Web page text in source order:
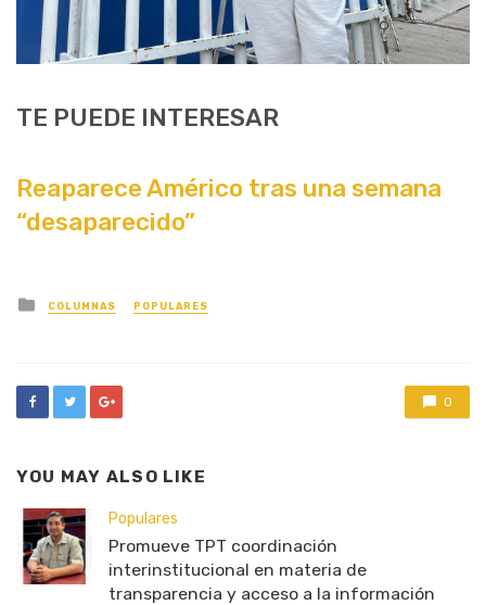
TE PUEDE INTERESAR
Reaparece Américo tras una semana
“desaparecido”
Posted
in
COLUMNAS POPULARES
0
YOU MAY ALSO LIKE
Populares
Promueve TPT coordinación
interinstitucional en materia de
transparencia y acceso a la información